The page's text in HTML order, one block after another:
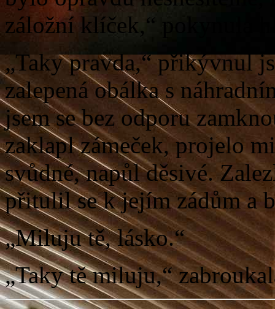
záložní klíček,“ pokynula
„Taky pravda,“ přikývnul
zalepená obálka s
jsem se bez odporu
zaklapl zámeček, projelo
svůdné, napůl děsivé.
přitulil se k jejím zádům a
„Miluju tě, lásko.“
„Taky tě miluju,“